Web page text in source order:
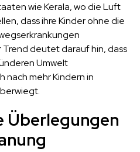
wie Kerala, wo die Luft
dass ihre Kinder ohne die
deutet darauf hin, dass
Umwelt
nach mehr Kindern in
Überlegungen